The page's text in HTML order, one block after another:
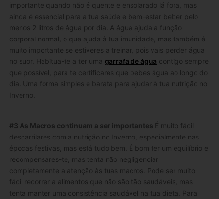
importante quando não é quente e ensolarado lá fora, mas
ainda é essencial para a tua saúde e bem-estar beber pelo
menos 2 litros de água por dia. A água ajuda a função
corporal normal, o que ajuda à tua imunidade, mas também é
muito importante se estiveres a treinar, pois vais perder água
no suor. Habitua-te a ter uma garrafa de água contigo sempre
que possível, para te certificares que bebes água ao longo do
dia. Uma forma simples e barata para ajudar à tua nutrição no
Inverno.
#3 As Macros continuam a ser importantes É muito fácil
descarrilares com a nutrição no Inverno, especialmente nas
épocas festivas, mas está tudo bem. É bom ter um equilíbrio e
recompensares-te, mas tenta não negligenciar
completamente a atenção às tuas macros. Pode ser muito
fácil recorrer a alimentos que não são tão saudáveis, mas
tenta manter uma consistência saudável na tua dieta. Para